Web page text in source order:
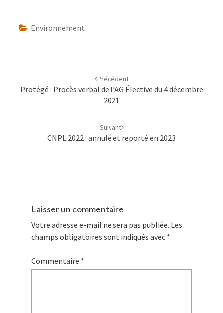
Environnement
Précédent
Protégé : Procès verbal de l’AG Élective du 4 décembre
2021
Suivant
CNPL 2022 : annulé et reporté en 2023
Laisser un commentaire
Votre adresse e-mail ne sera pas publiée. Les
champs obligatoires sont indiqués avec *
Commentaire *